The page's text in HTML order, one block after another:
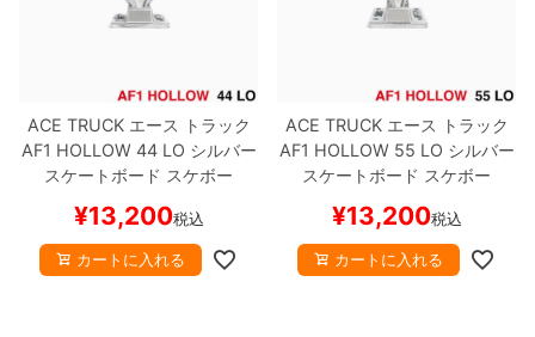
ACE TRUCKエース トラック
AF1 HOLLOW44 LO シルバー
スケートボード スケボー
¥13,200税込
カートに入れる
ACE TRUCKエース トラック
AF1 HOLLOW55 LO シルバー
スケートボード スケボー
¥13,200税込
カートに入れる